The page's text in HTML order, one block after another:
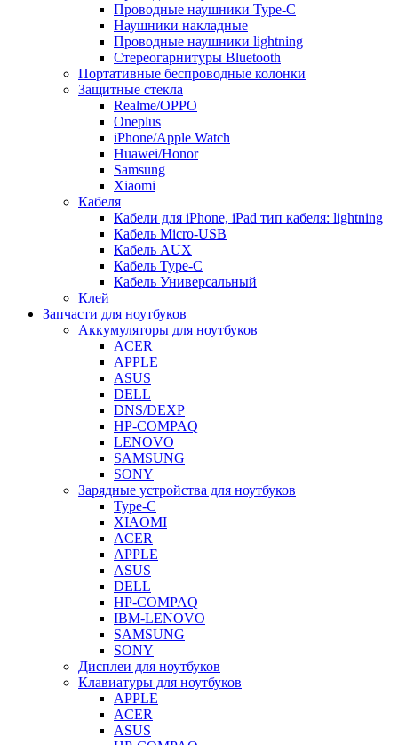
Проводные наушники Type-C
Наушники накладные
Проводные наушники lightning
Стереогарнитуры Bluetooth
Портативные беспроводные колонки
Защитные стекла
Realme/OPPO
Oneplus
iPhone/Apple Watch
Huawei/Honor
Samsung
Xiaomi
Кабеля
Кабели для iPhone, iPad тип кабеля: lightning
Кабель Micro-USB
Кабель AUX
Кабель Type-C
Кабель Универсальный
Клей
Запчасти для ноутбуков
Аккумуляторы для ноутбуков
ACER
APPLE
ASUS
DELL
DNS/DEXP
HP-COMPAQ
LENOVO
SAMSUNG
SONY
Зарядные устройства для ноутбуков
Type-C
XIAOMI
ACER
APPLE
ASUS
DELL
HP-COMPAQ
IBM-LENOVO
SAMSUNG
SONY
Дисплеи для ноутбуков
Клавиатуры для ноутбуков
APPLE
ACER
ASUS